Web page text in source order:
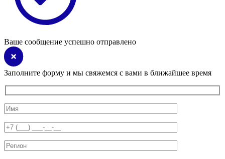
Ваше сообщение успешно отправлено
Заполните форму и мы свяжемся с вами в ближайшее время